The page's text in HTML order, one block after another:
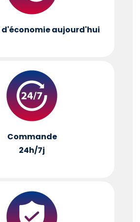
d'économie aujourd'hui
Commande
24h/7j